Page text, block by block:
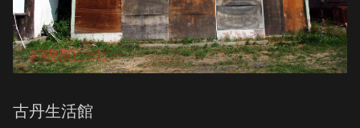
古丹生活館